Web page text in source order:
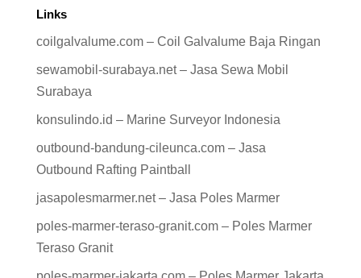
Links
coilgalvalume.com – Coil Galvalume Baja Ringan
sewamobil-surabaya.net – Jasa Sewa Mobil
Surabaya
konsulindo.id – Marine Surveyor Indonesia
outbound-bandung-cileunca.com – Jasa
Outbound Rafting Paintball
jasapolesmarmer.net – Jasa Poles Marmer
poles-marmer-teraso-granit.com – Poles Marmer
Teraso Granit